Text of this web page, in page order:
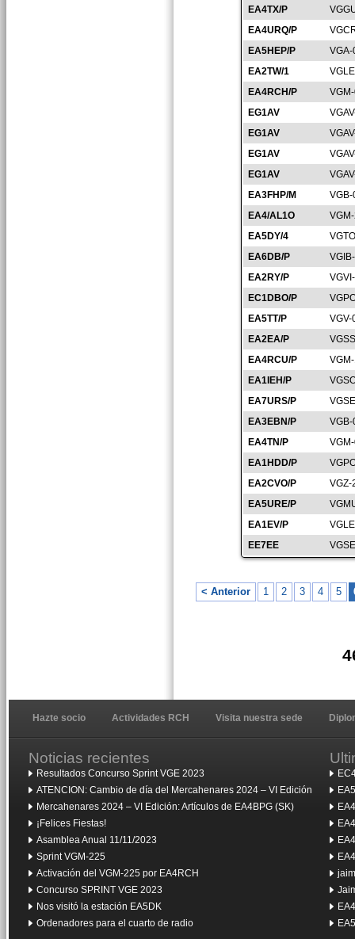
EA4TX/P
EA4URQ/P
EA5HEP/P
EA2TW/1
EA4RCH/P
EG1AV
EG1AV
EG1AV
EG1AV
EA3FHP/M
VGB-
EA4/AL1O
EA5DY/4
EA6DB/P
EA2RY/P
EC1DBO/P
EA5TT/P
VGV-
EA2EA/P
EA4RCU/P
EA1IEH/P
EA7URS/P
EA3EBN/P
EA4TN/P
EA1HDD/P
EA2CVO/P
VGZ-
EA5URE/P
EA1EV/P
EE7EE
< Anterior 1 2 3 4 5
Hazte socio Actividades RCH Visita nuestra sede
Noticias recientes
Resultados Concurso Sprint VGE 2023
ATENCION: Cambio de día del Mercahenares 2024 – VI Edición
Mercahenares 2024 – VI Edición: Artículos de EA4BPG (SK)
¡Felices Fiestas!
Asamblea Anual 11/11/2023
Sprint VGM-225
Activación del VGM-225 por EA4RCH
Concurso SPRINT VGE 2023
Nos visitó la estación EA5DK
Ordenadores para el cuarto de radio